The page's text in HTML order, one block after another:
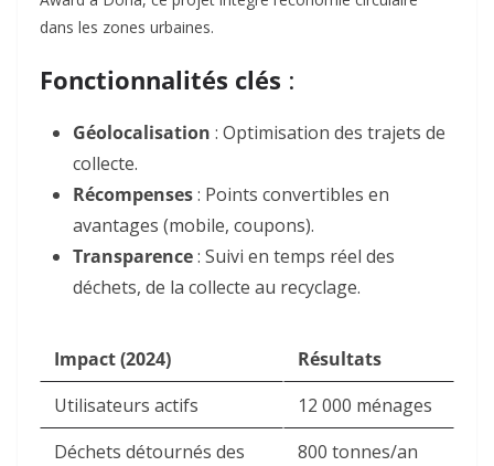
dans les zones urbaines.
Fonctionnalités clés :
Géolocalisation : Optimisation des trajets de
collecte.
Récompenses: Points convertibles en
avantages (mobile, coupons).
Transparence: Suivi en temps réel des
déchets, de la collecte au recyclage.
Impact (2024)
Résultats
Utilisateurs actifs
12 000 ménages
Déchets détournés des
800 tonnes/an